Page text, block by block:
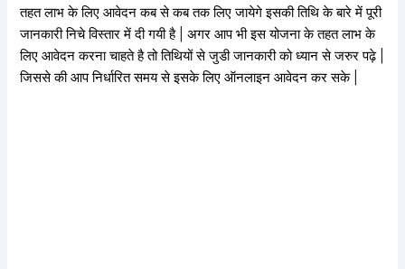
तहत लाभ के लिए आवेदन कब से कब तक लिए जायेगे इसकी तिथि के बारे में पूरी
जानकारी निचे विस्तार में दी गयी है | अगर आप भी इस योजना के तहत लाभ के
लिए आवेदन करना चाहते है तो तिथियों से जुडी जानकारी को ध्यान से जरुर पढ़े |
जिससे की आप निर्धारित समय से इसके लिए ऑनलाइन आवेदन कर सके |